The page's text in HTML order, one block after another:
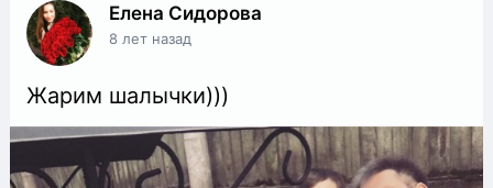
Елена Сидорова
8 лет назад
Жарим шалычки)))